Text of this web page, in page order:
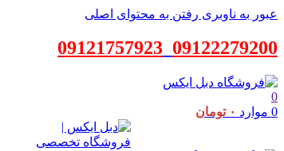
عبور به ناوبری رفتن به محتوای اصلی
09122279200
09121757923
0
0 موارد ۰ تومان